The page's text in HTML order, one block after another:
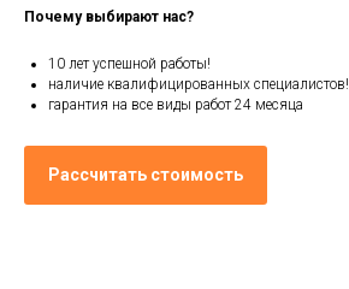
Почему выбирают нас?
10 лет успешной работы!
наличие квалифицированных специалистов!
гарантия на все виды работ 24 месяца
Рассчитать стоимость